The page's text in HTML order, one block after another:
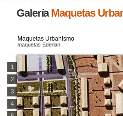
GaleríaMaquetas
Maquetas Urbanismo
maquetas Ederlan
1
2
3
4